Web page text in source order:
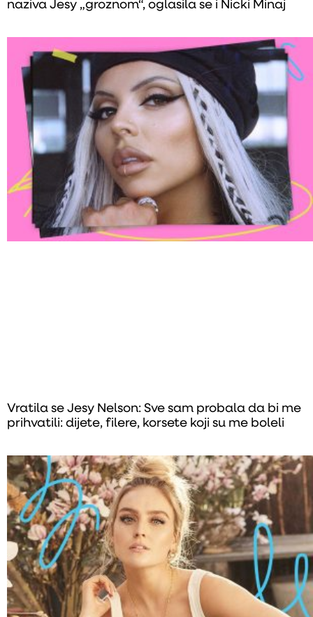
naziva Jesy „groznom“, oglasila se i Nicki Minaj
Vratila se Jesy Nelson: Sve sam probala da bi me
prihvatili: dijete, filere, korsete koji su me boleli